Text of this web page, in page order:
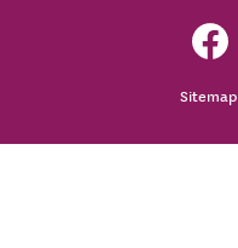
Sitemap